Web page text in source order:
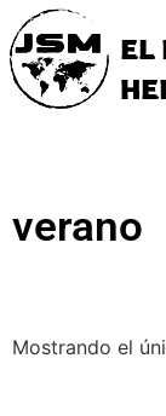
EL
verano
Mostrando el